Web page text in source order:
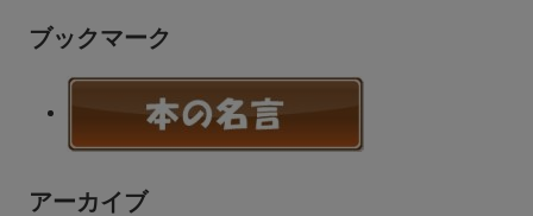
ブックマーク
アーカイブ